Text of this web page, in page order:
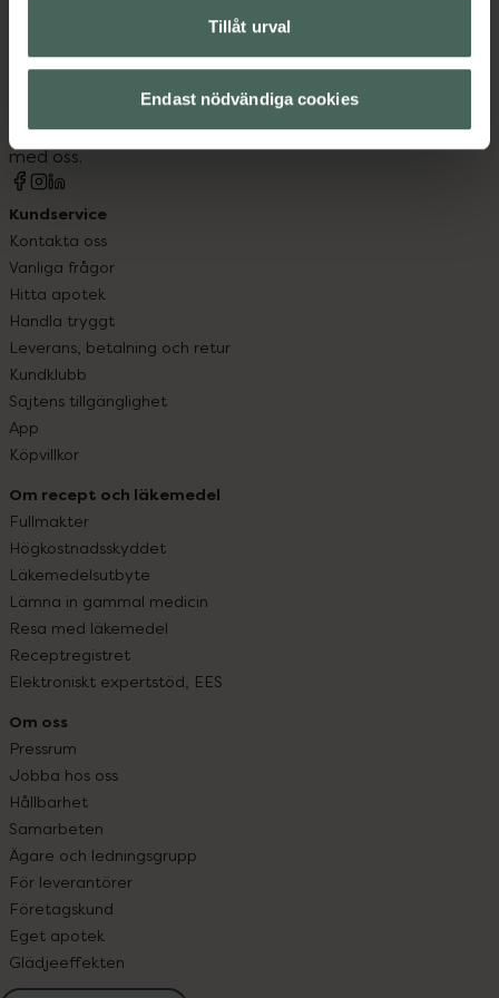
Tillåt urval
Endast nödvändiga cookies
syd till Lappland i norr, och online i mobilen och på
datorn. Oavsett vem du är så är det vårt uppdrag att
hjälpa just dig att må lite bättre. Välkommen att prata
med oss.
Kundservice
Kontakta oss
Vanliga frågor
Hitta apotek
Handla tryggt
Leverans, betalning och retur
Kundklubb
Sajtens tillgänglighet
App
Köpvillkor
Om recept och läkemedel
Fullmakter
Högkostnadsskyddet
Läkemedelsutbyte
Lämna in gammal medicin
Resa med läkemedel
Receptregistret
Elektroniskt expertstöd, EES
Om oss
Pressrum
Jobba hos oss
Hållbarhet
Samarbeten
Ägare och ledningsgrupp
För leverantörer
Företagskund
Eget apotek
Glädjeeffekten